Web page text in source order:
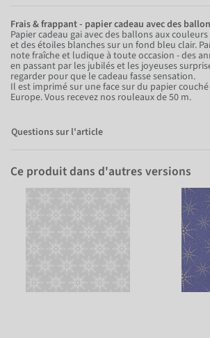
Frais & frappant - papier cadeau avec des
Papier cadeau gai avec des ballons aux
et des étoiles blanches sur un fond bleu clair.
note fraîche et ludique à toute occasion - des
en passant par les jubilés et les joyeuses
regarder pour que le cadeau fasse sensation.
Il est imprimé sur une face sur du papier
Europe. Vous recevez nos rouleaux de 50 m.
Questions sur l'article
Ce produit dans d'autres versions